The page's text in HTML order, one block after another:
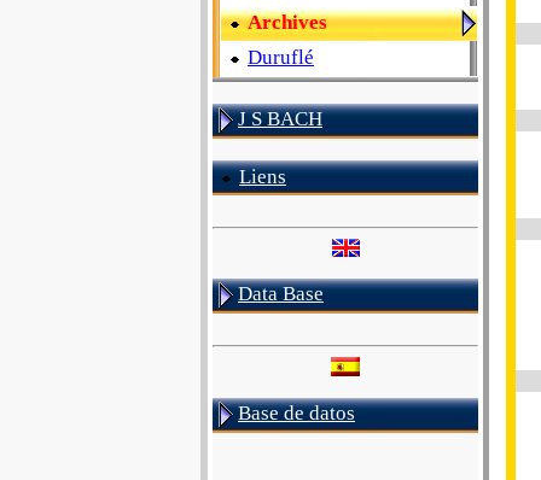
Archives
Duruflé
J S BACH
Liens
Data Base
Base de datos